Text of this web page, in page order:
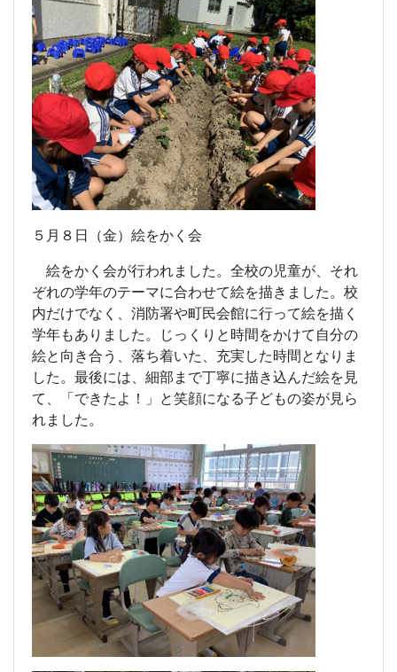
５月８日（金）絵をかく会
絵をかく会が行われました。全校の児童が、それ
ぞれの学年のテーマに合わせて絵を描きました。校
内だけでなく、消防署や町民会館に行って絵を描く
学年もありました。じっくりと時間をかけて自分の
絵と向き合う、落ち着いた、充実した時間となりま
した。最後には、細部まで丁寧に描き込んだ絵を見
て、「できたよ！」と笑顔になる子どもの姿が見ら
れました。